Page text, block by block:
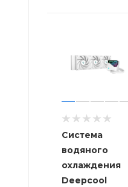
Система
водяного
охлаждения
Deepcool